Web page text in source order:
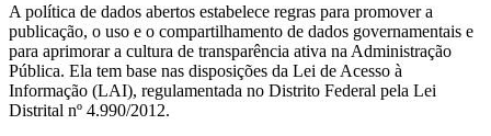
A política de dados abertos estabelece regras para promover a
publicação, o uso e o compartilhamento de dados governamentais e
para aprimorar a cultura de transparência ativa na Administração
Pública. Ela tem base nas disposições da Lei de Acesso à
Informação (LAI), regulamentada no Distrito Federal pela Lei
Distrital nº 4.990/2012.